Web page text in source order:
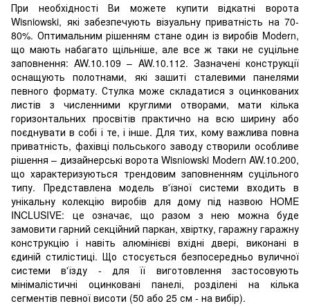
При необхідності Ви можете купити відкатні ворота
Wisniowski, які забезпечують візуальну приватність на 70-
80%. Оптимальним рішенням стане один із виробів Modern,
що мають набагато щільніше, але все ж таки не суцільне
заповнення: AW.10.109 – AW.10.112. Зазначені конструкції
оснащують полотнами, які зашиті сталевими панелями
певного формату. Стулка може складатися з оцинкованих
листів з численними круглими отворами, мати кілька
горизонтальних просвітів практично на всю ширину або
поєднувати в собі і те, і інше. Для тих, кому важлива повна
приватність, фахівці польського заводу створили особливе
рішення – дизайнерські ворота Wisniowski Modern AW.10.200,
що характеризуються трендовим заповненням суцільного
типу. Представлена модель в'їзної системи входить в
унікальну колекцію виробів для дому під назвою HOME
INCLUSIVE: це означає, що разом з нею можна буде
замовити гарний секційний паркан, хвіртку, гаражну гаражну
конструкцію і навіть алюмінієві вхідні двері, виконані в
єдиній стилістиці. Що стосується безпосередньо вуличної
системи в'їзду - для її виготовлення застосовують
мінімалістичні оцинковані панелі, розділені на кілька
сегментів певної висоти (50 або 25 см - на вибір).